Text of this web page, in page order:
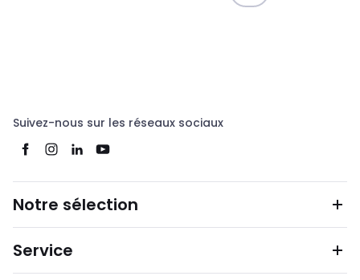
Suivez-nous sur les réseaux sociaux
Notre sélection
Service